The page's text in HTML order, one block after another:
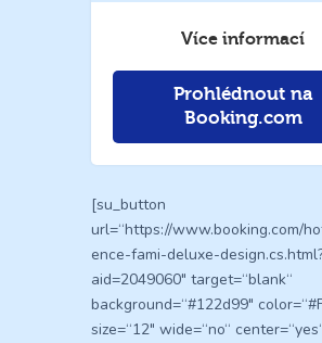
Více informací
Prohlédnout na
Booking.com
[su_button
url=“https://www.booking.com/
ence-fami-deluxe-
aid=2049060″ target=“blank“
background=“#122d99″
size=“12″ wide=“no“